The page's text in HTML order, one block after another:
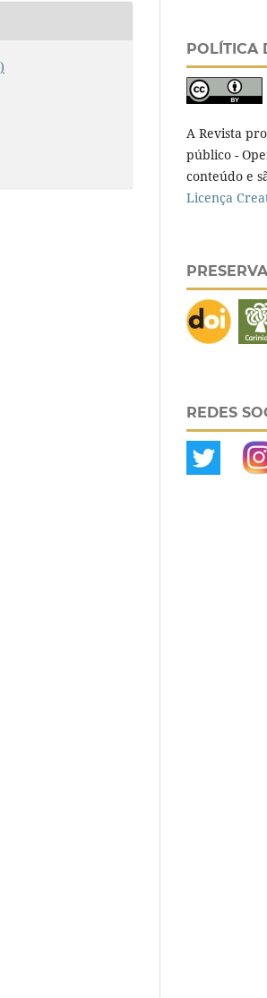
POLÍTICA
A Revista
público -
conteúdo e
Licença
REDES